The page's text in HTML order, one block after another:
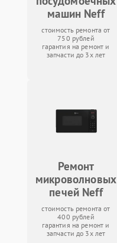
машин Neff
стоимость ремонта от
750 рублей
гарантия на ремонт и
запчасти до 3х лет
Ремонт
микроволновых
печей Neff
стоимость ремонта от
400 рублей
гарантия на ремонт и
запчасти до 3х лет